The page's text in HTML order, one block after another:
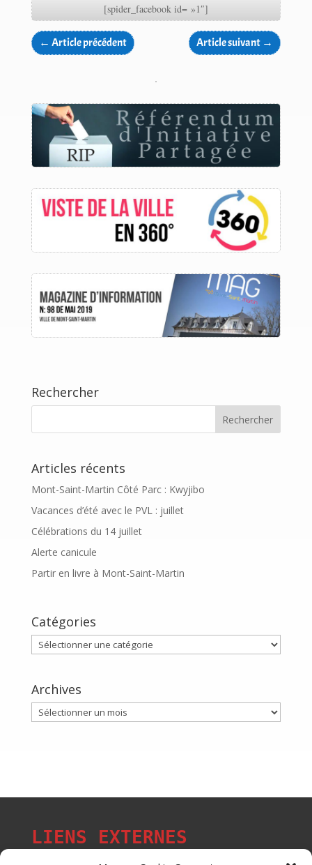
[spider_facebook id= »1″]
← Article précédent Article suivant →
Rechercher
Articles récents
Mont-Saint-Martin Côté Parc : Kwyjibo
Vacances d’été avec le PVL : juillet
Célébrations du 14 juillet
Alerte canicule
Partir en livre à Mont-Saint-Martin
Catégories
Catégories
Archives
Archives
LIENS EXTERNES